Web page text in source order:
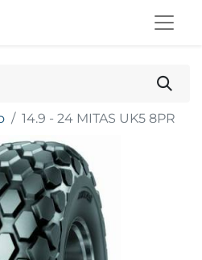
14.9 - 24 MITAS UK5 8PR